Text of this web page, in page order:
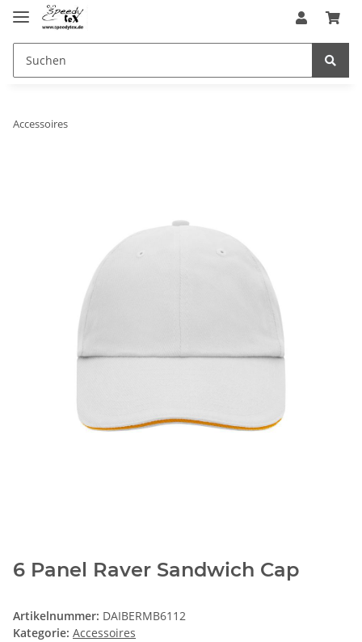
Accessoires
6 Panel Raver Sandwich Cap
Artikelnummer: DAIBERMB6112
Kategorie: Accessoires